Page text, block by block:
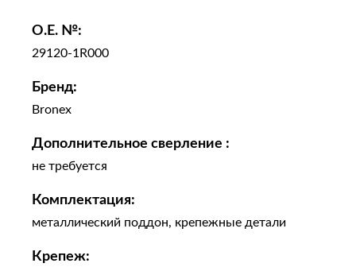
O.E. №:
29120-1R000
Бренд:
Bronex
Дополнительное сверление :
не требуется
Комплектация:
металлический поддон, крепежные детали
Крепеж: